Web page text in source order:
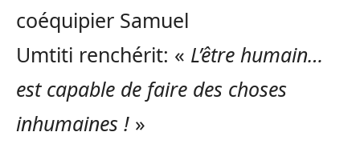
coéquipier Samuel
Umtiti renchérit: « L’être humain…
est capable de faire des choses
inhumaines ! »